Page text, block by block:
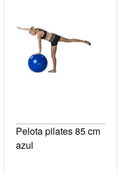
Pelota pilates 85 cm
azul